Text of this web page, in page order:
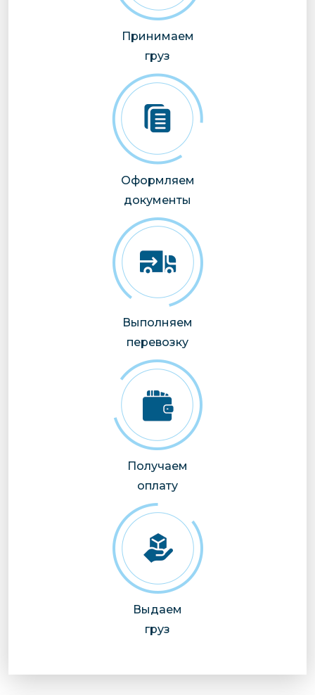
Принимаем
груз
Оформляем
документы
Выполняем
перевозку
Получаем
оплату
Выдаем
груз